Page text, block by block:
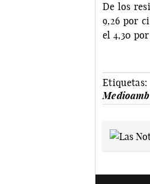
De los
9,26 por
el 4,30
Etiquetas: